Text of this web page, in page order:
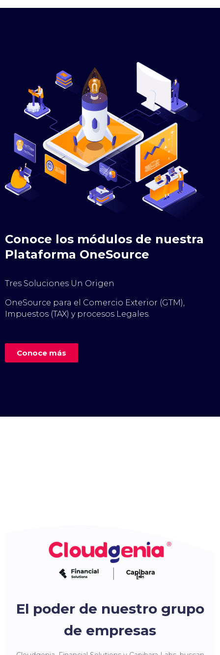
Conoce los módulos de nuestra
Plataforma OneSource
Tres Soluciones Un Origen
OneSource para el Comercio Exterior (GTM),
Impuestos (TAX) y procesos Legales.
Conoce más
El poder de nuestro grupo
de empresas